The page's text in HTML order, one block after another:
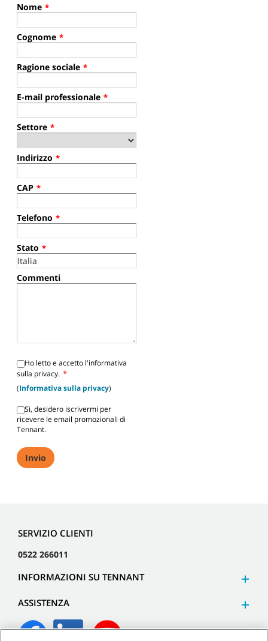
Nome *
Cognome *
Ragione sociale *
E-mail professionale *
Settore *
Indirizzo *
CAP *
Telefono *
Stato *
Commenti
Ho letto e accetto l'informativa
sulla privacy. *
(Informativa sulla privacy)
Sì, desidero iscrivermi per
ricevere le email promozionali di
Tennant.
SERVIZIO CLIENTI
0522 266011
INFORMAZIONI SU TENNANT
ASSISTENZA